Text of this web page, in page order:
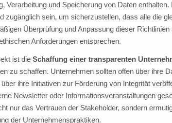
Verarbeitung und Speicherung von Daten
zugänglich sein, um sicherzustellen, dass alle die
Überprüfung und Anpassung dieser
Anforderungen entsprechen.
ist die Schaffung einer transparenten
zu schaffen. Unternehmen sollten offen über ihre
ihre Initiativen zur Förderung von Integrität
Newsletter oder Informationsveranstaltungen
nur das Vertrauen der Stakeholder, sondern
der Unternehmenspraktiken.